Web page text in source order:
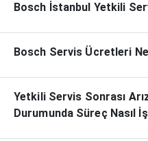
Bosch İstanbul Yetkili
Bosch Servis Ücretleri
Yetkili Servis Sonrası
Durumunda Süreç Nasıl